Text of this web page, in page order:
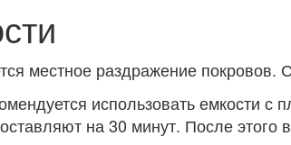
местное раздражение покровов.
использовать емкости
на 30 минут. После этого